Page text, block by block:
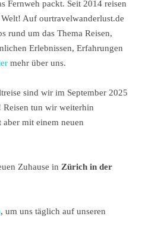
Fernweh packt. Seit 2014 reisen
Auf ourtravelwanderlust.de
rund um das Thema Reisen,
Erlebnissen, Erfahrungen
mehr über uns.
sind wir im September 2025
Reisen tun wir weiterhin
mit einem neuen
Zuhause in Zürich in der
, um uns täglich auf unseren